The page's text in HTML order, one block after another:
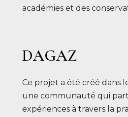
académies et des
DAGAZ
Ce projet a été créé dans
une communauté qui
expériences à travers la